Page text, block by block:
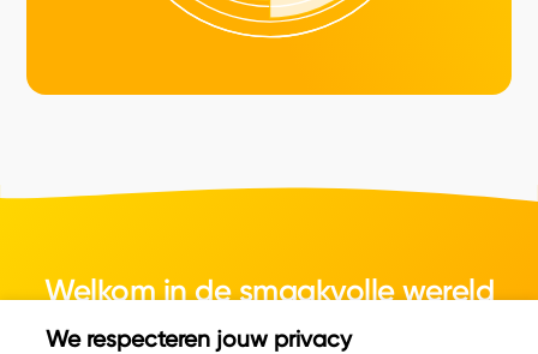
Welkom in de smaakvolle wereld
van kaas.
We respecteren jouw privacy